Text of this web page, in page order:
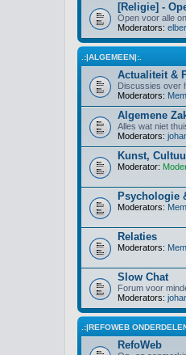
[Religie] -
Open voor alle
Moderators:
.:|ALGEMEEN|:.
Actualiteit &
Discussies over
Moderators:
Algemene
Alles wat niet
Moderators:
Kunst,
Moderator:
Psychologie
Moderators:
Relaties
Moderators:
Slow Chat
Forum voor
Moderators:
.:|REFOWEB
RefoWeb